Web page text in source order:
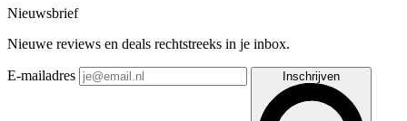
Nieuwsbrief
Nieuwe reviews en deals rechtstreeks in je inbox.
E-mailadres Inschrijven